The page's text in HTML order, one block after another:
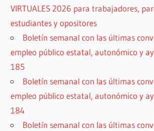
VIRTUALES 2026 para trabajadores,
estudiantes y opositores
Boletín semanal con las últimas
empleo público estatal, autonómico y
185
Boletín semanal con las últimas
empleo público estatal, autonómico y
184
Boletín semanal con las últimas